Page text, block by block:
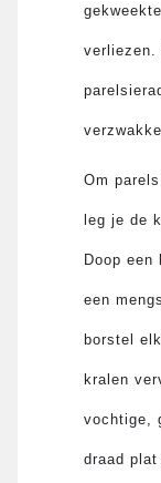
verliezen.
Om
leg je de
Doop
een
borstel
kralen
vochtige,
draad